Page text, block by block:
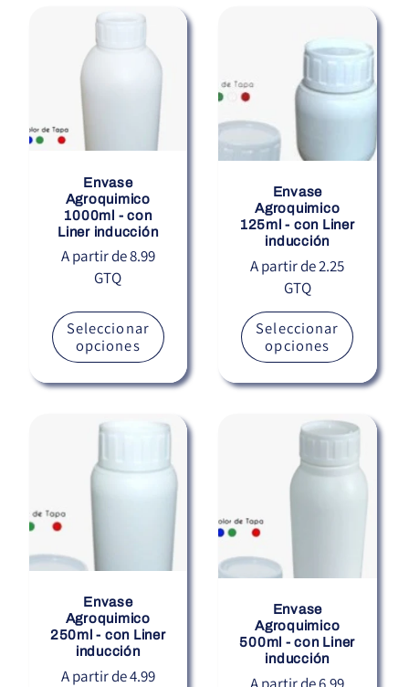
Envase
Agroquimico
1000ml - con
Liner inducción
Precio
habitual
A partir de 8.99
GTQ
Seleccionar
opciones
Envase
Agroquimico
125ml - con Liner
inducción
Precio
habitual
A partir de 2.25
GTQ
Seleccionar
opciones
Envase
Agroquimico
250ml - con Liner
inducción
Precio
A partir de 4.99
Envase
Agroquimico
500ml - con Liner
inducción